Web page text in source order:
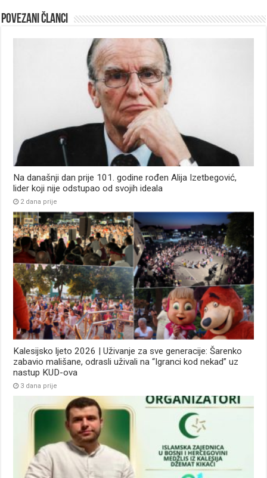
Povezani članci
Na današnji dan prije 101. godine rođen Alija Izetbegović,
lider koji nije odstupao od svojih ideala
2 dana prije
Kalesijsko ljeto 2026 | Uživanje za sve generacije: Šarenko
zabavio mališane, odrasli uživali na “Igranci kod nekad” uz
nastup KUD-ova
3 dana prije